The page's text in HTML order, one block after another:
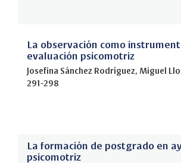
La observación como
evaluación psicomotriz
Josefina Sánchez Rodríguez, Miguel
291-298
La formación de postgrado en
psicomotriz